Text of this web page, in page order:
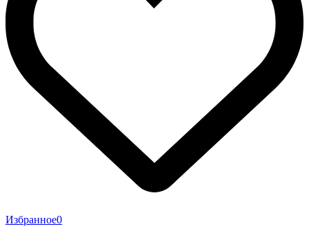
Избранное0